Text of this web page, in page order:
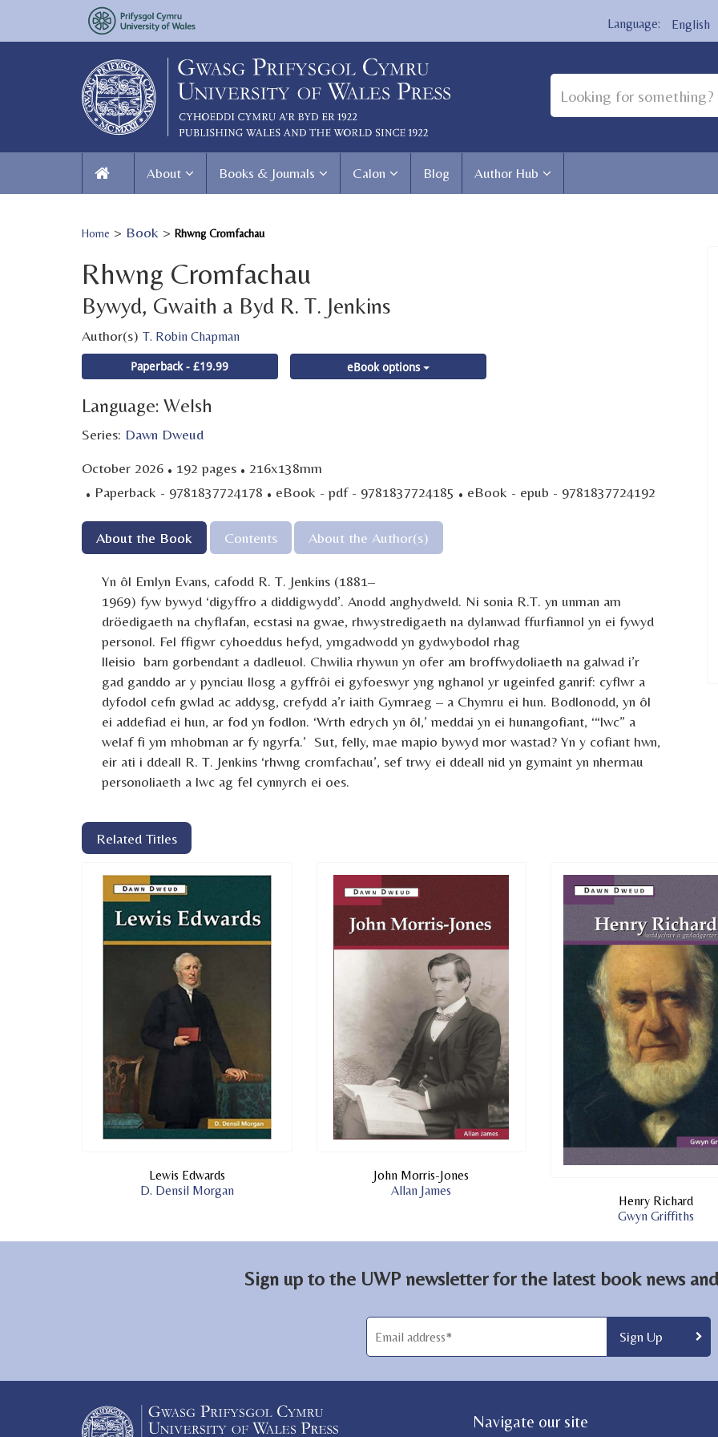
English
About Books & Journals Calon Blog Author Hub
Home > Book > Rhwng Cromfachau
Rhwng Cromfachau
Bywyd, Gwaith a Byd R. T. Jenkins
Author(s) T. Robin Chapman
Paperback - £19.99
eBook options
Language: Welsh
Series: Dawn Dweud
October 2026 · 192 pages · 216x138mm
· Paperback - 9781837724178 · eBook - pdf - 9781837724185 · eBook - epub - 9781837724192
About the Book Contents About the Author(s)
Yn ôl Emlyn Evans, cafodd R. T. Jenkins (1881–
1969) fyw bywyd ‘digyffro a diddigwydd’. Anodd anghydweld. Ni sonia R.T. yn unman am
dröedigaeth na chyflafan, ecstasi na gwae, rhwystredigaeth na dylanwad ffurfiannol yn ei fywyd
personol. Fel ffigwr cyhoeddus hefyd, ymgadwodd yn gydwybodol rhag
lleisio barn gorbendant a dadleuol. Chwilia rhywun yn ofer am broffwydoliaeth na galwad i’r
gad ganddo ar y pynciau llosg a gyffrôi ei gyfoeswyr yng nghanol yr ugeinfed ganrif: cyflwr a
dyfodol cefn gwlad ac addysg, crefydd a’r iaith Gymraeg – a Chymru ei hun. Bodlonodd, yn ôl
ei addefiad ei hun, ar fod yn fodlon. ‘Wrth edrych yn ôl,’ meddai yn ei hunangofiant, ‘“lwc” a
welaf fi ym mhobman ar fy ngyrfa.’ Sut, felly, mae mapio bywyd mor wastad? Yn y cofiant hwn,
eir ati i ddeall R. T. Jenkins ‘rhwng cromfachau’, sef trwy ei ddeall nid yn gymaint yn nhermau
personoliaeth a lwc ag fel cynnyrch ei oes.
Related Titles
Lewis Edwards
D. Densil Morgan
John Morris-Jones
Allan James
Henry Richard
Gwyn Griffiths
Sign up to the UWP newsletter for the latest book news
Navigate our site